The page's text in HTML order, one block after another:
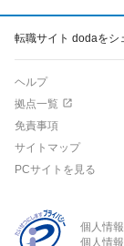
転職サイト dodaをシ
ヘルプ
拠点一覧
免責事項
サイトマップ
PCサイトを見る
個人情
個人情